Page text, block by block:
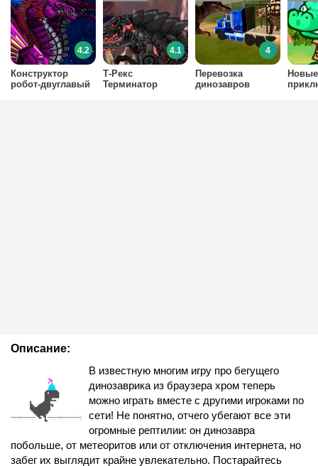
Описание:
В известную многим игру про бегущего
динозаврика из браузера хром теперь
можно играть вместе с другими игроками по
сети! Не понятно, отчего убегают все эти
огромные рептилии: он динозавра
побольше, от метеоритов или от отключения интернета, но
забег их выглядит крайне увлекательно. Постарайтесь
Конструктор
робот-двуглавый
4.2
Т-Рекс
Терминатор
4.1
Перевозка
динозавров
4